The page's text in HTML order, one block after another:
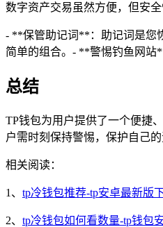
数字资产交易虽然方便，但安
- **保管助记词**：助记词是您
简单的组合。- **警惕钓鱼网站
总结
TP钱包为用户提供了一个便捷
户需时刻保持警惕，保护自己
相关阅读：
1、 tp冷钱包推荐-tp安卓最新版
2、 tp冷钱包如何看数量-tp钱包